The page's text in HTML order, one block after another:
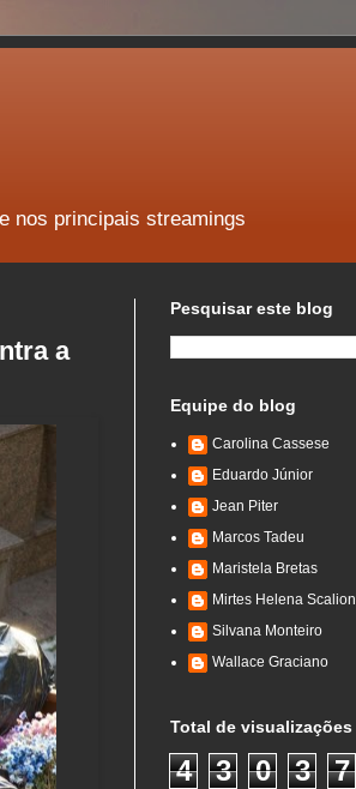
nos principais streamings
a
Pesquisar este blog
Equipe do blog
Carolina Cassese
Eduardo Júnior
Jean Piter
Marcos Tadeu
Maristela Bretas
Mirtes Helena
Silvana Monteiro
Wallace Graciano
Total de visualizações
4 3 0 3 7